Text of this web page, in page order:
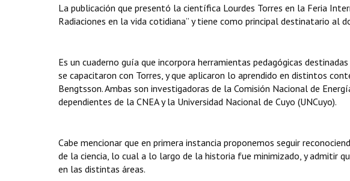
La publicación que presentó la científica Lourdes Torres en la Feria
Radiaciones en la vida cotidiana” y tiene como principal destinatario al
Es un cuaderno guía que incorpora herramientas pedagógicas
se capacitaron con Torres, y que aplicaron lo aprendido en distintos
Bengtsson. Ambas son investigadoras de la Comisión Nacional de
dependientes de la CNEA y la Universidad Nacional de Cuyo (UNCuyo).
Cabe mencionar que en primera instancia proponemos seguir
de la ciencia, lo cual a lo largo de la historia fue minimizado, y admitir
en las distintas áreas.